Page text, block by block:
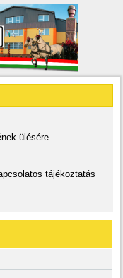
ülésére
tájékoztatás